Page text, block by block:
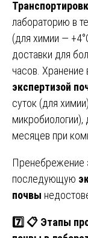
лабораторию в
(для химии —
доставки для
часов. Хранение
экспертизой
суток (для
месяцев при
Пренебрежение
последующую
почвы
7️⃣📋 Этапы